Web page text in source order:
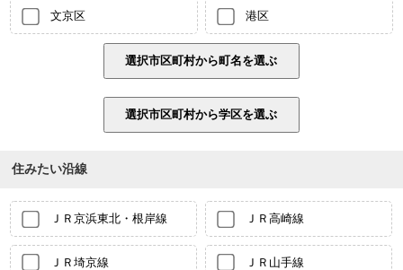
文京区 港区
住みたい沿線
ＪＲ京浜東北・根岸線 ＪＲ高崎線
ＪＲ埼京線 ＪＲ山手線